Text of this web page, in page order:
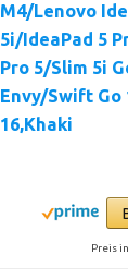
M4/Lenovo
5i/IdeaPad 5
Pro 5/Slim 5i
Envy/Swift Go
16,Khaki
Preis